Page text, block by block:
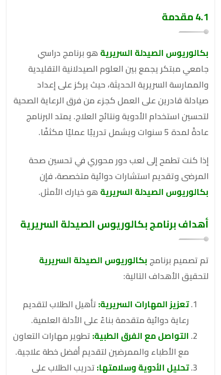
4.1 مقدمة
بكالوريوس الصيدلة السريريةهو برنامج دراسي
جامعي مبتكر يجمع بين العلوم الصيدلانية التقليدية
والممارسة السريرية الحديثة، حيث يركز على إعداد
صيادلة قادرين على العمل كجزء من فرق الرعاية الصحية
لتحسين استخدام الأدوية ونتائج العلاج. يمتد البرنامج
عادةً لمدة 5 سنوات ويشمل تدريبًا عمليًا مكثفًا.
إذا كنت تطمح إلى لعب دور محوري في تحسين صحة
المرضى وتقديم استشارات دوائية متخصصة، فإن
بكالوريوس الصيدلة السريريةهو خيارك الأمثل.
أهداف برنامج بكالوريوس الصيدلة السريرية
تم تصميم برنامجبكالوريوس الصيدلة السريرية
لتحقيق الأهداف التالية:
تعزيز المهارات السريرية:تأهيل الطلاب لتقديم
رعاية دوائية متقدمة بناءً على الأدلة العلمية.
التواصل مع الفرق الطبية:تطوير مهارات التعاون
مع الأطباء والممرضين لتقديم أفضل خطة علاجية.
تحليل الأدوية وسلامتها:تدريب الطلاب على